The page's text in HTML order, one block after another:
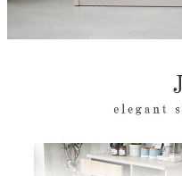
梱包サイズ
約106ｘ45ｘ94(cm)